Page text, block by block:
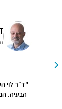
"ד״ר לוי
הבעיה.